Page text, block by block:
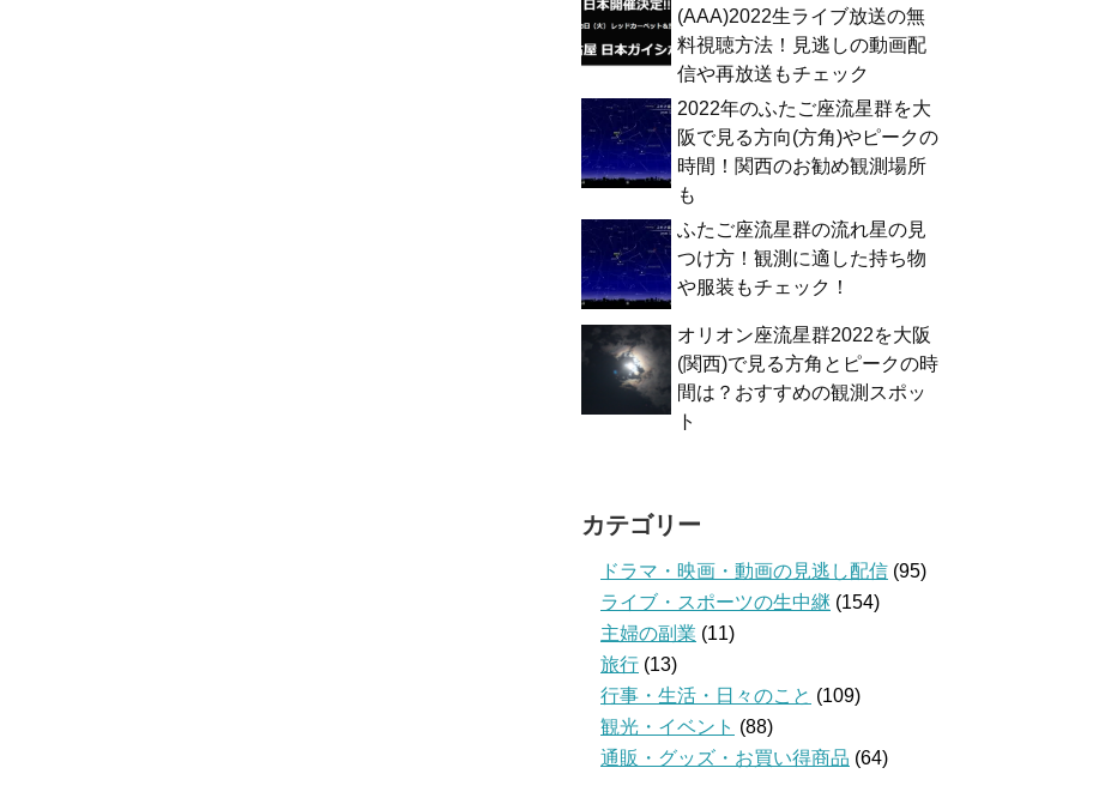
(AAA)2022生ライブ放送の無
料視聴方法！見逃しの動画配
信や再放送もチェック
2022年のふたご座流星群を大
阪で見る方向(方角)やピークの
時間！関西のお勧め観測場所
も
ふたご座流星群の流れ星の見
つけ方！観測に適した持ち物
や服装もチェック！
オリオン座流星群2022を大阪
(関西)で見る方角とピークの時
間は？おすすめの観測スポッ
ト
カテゴリー
ドラマ・映画・動画の見逃し配信 (95)
ライブ・スポーツの生中継 (154)
主婦の副業 (11)
旅行 (13)
行事・生活・日々のこと (109)
観光・イベント (88)
通販・グッズ・お買い得商品 (64)